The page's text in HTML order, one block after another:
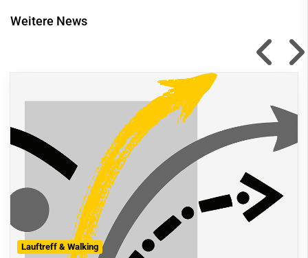
Weitere News
Lauftreff & Walking